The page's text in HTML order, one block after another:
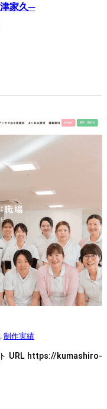
家久─
, 制作実績
URL https://kumashiro-